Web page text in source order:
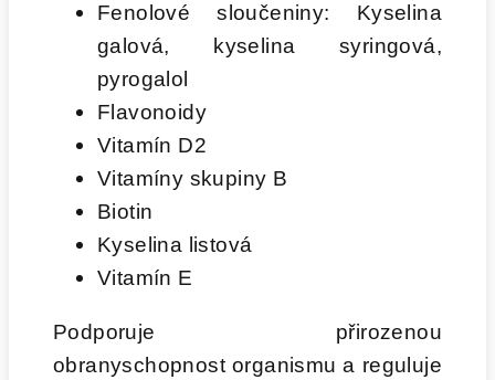
Fenolové sloučeniny: Kyselina
galová, kyselina syringová,
pyrogalol
Flavonoidy
Vitamín D2
Vitamíny skupiny B
Biotin
Kyselina listová
Vitamín E
Podporuje přirozenou
obranyschopnost organismu a reguluje